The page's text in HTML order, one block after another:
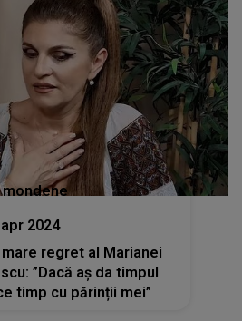
2024
regret al Marianei
”Dacă aș da timpul
timp cu părinții mei”